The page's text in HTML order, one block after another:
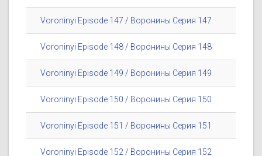
Voroninyi Episode 147 / Воронины Серия 147
Voroninyi Episode 148 / Воронины Серия 148
Voroninyi Episode 149 / Воронины Серия 149
Voroninyi Episode 150 / Воронины Серия 150
Voroninyi Episode 151 / Воронины Серия 151
Voroninyi Episode 152 / Воронины Серия 152